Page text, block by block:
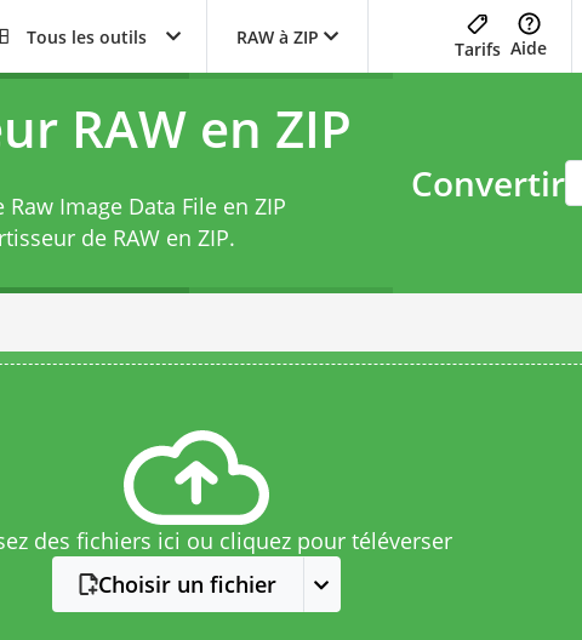
Tous les outils RAW à ZIP
Tarifs Aide
RAW en ZIP
Image Data File en ZIP
de RAW en ZIP.
Convertir
des fichiers ici ou cliquez pour téléverser
Choisir un fichier